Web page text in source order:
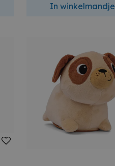
In winkelmandje